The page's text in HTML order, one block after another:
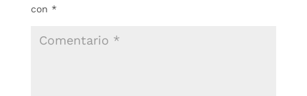
con *